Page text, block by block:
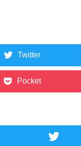
Twitter
Pocket